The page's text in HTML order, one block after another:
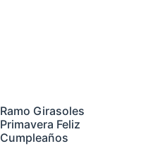
Ramo Girasoles
Primavera Feliz
Cumpleaños